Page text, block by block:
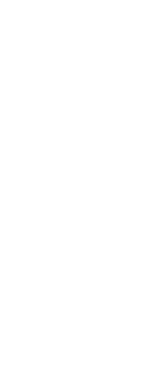
Ambos conjuntos sólo
segundo
máxima categoría del
en cuenta para el
situaciones como la de
Después de haber
insulares y andaluces
a las 21.00 horas.
complejidad que
una a la otra, teniendo
solo hay tres días de